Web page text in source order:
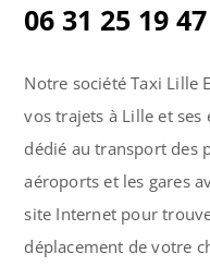
06 31 25 19 47
Notre société Taxi Lille
vos trajets à Lille et
dédié au transport des
aéroports et les gares
site Internet pour
déplacement de votre